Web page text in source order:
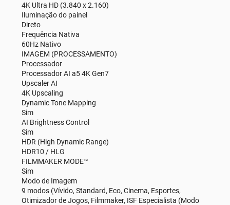
4K Ultra HD (3.840 x 2.160)
Iluminação do painel
Direto
Frequência Nativa
60Hz Nativo
IMAGEM (PROCESSAMENTO)
Processador
Processador AI a5 4K Gen7
Upscaler AI
4K Upscaling
Dynamic Tone Mapping
Sim
AI Brightness Control
Sim
HDR (High Dynamic Range)
HDR10 / HLG
FILMMAKER MODE™
Sim
Modo de Imagem
9 modos (Vívido, Standard, Eco, Cinema, Esportes,
Otimizador de Jogos, Filmmaker, ISF Especialista (Modo